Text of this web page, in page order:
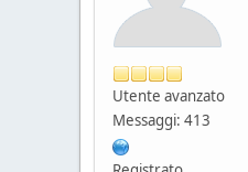
Utente avanzato
Messaggi: 413